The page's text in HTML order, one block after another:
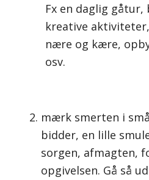
Fx en daglig
kreative
nære og kære,
osv.
mærk smerten i
bidder, en lille
sorgen, afmagten,
opgivelsen. Gå så